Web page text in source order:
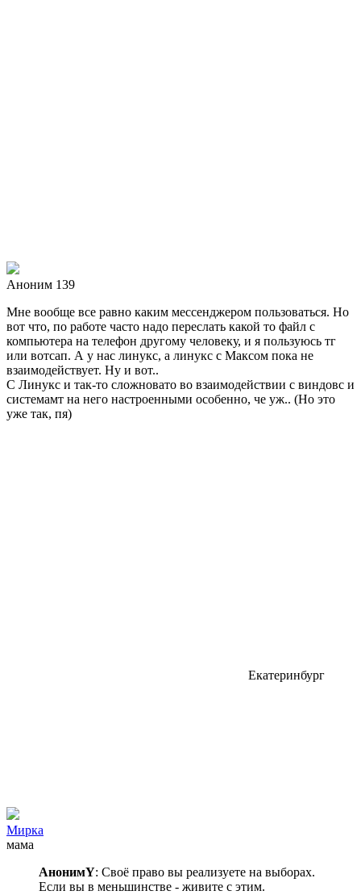
Аноним 139
Мне вообще все равно каким мессенджером пользоваться. Но
вот что, по работе часто надо переслать какой то файл с
компьютера на телефон другому человеку, и я пользуюсь тг
или вотсап. А у нас линукс, а линукс с Максом пока не
взаимодействует. Ну и вот..
С Линукс и так-то сложновато во взаимодействии с виндовс и
системамт на него настроенными особенно, че уж.. (Но это
уже так, пя)
Екатеринбург
Мирка
мама
АнонимY: Своё право вы реализуете на выборах.
Если вы в меньшинстве - живите с этим.